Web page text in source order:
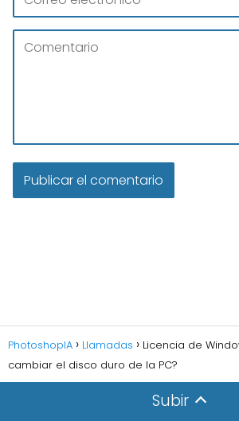
PhotoshopIA Llamadas
Licencia de
cambiar el disco duro de la PC?
Subir